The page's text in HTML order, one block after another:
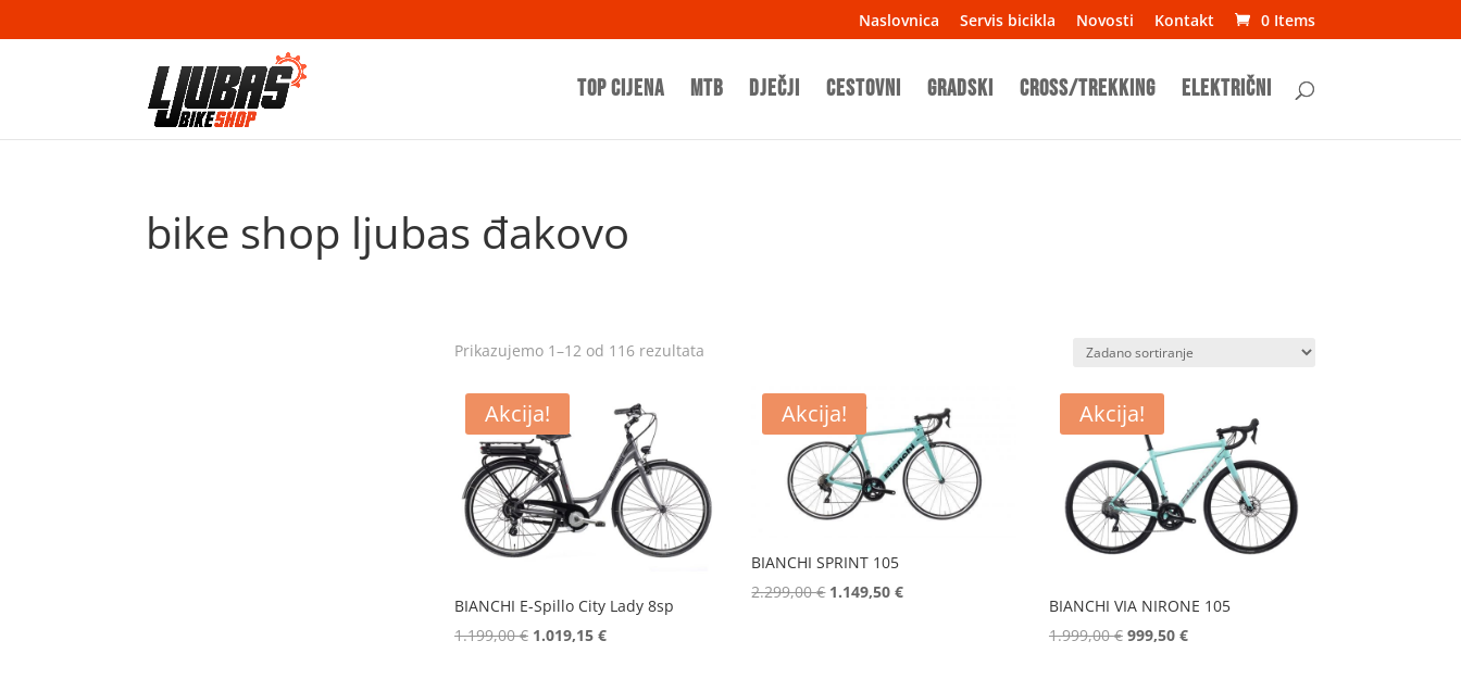
Naslovnica Servis bicikla Novosti Kontakt 0 Items
TOP CIJENA MTB Dječji Cestovni Gradski Cross/Trekking Električni
bike shop ljubas đakovo
Prikazujemo 1–12 od 116 rezultata
Akcija!
BIANCHI E-Spillo City Lady 8sp
1.199,00€ Izvorna
1.019,15 €Trenutna
Akcija!
BIANCHI SPRINT 105
2.299,00€ Izvorna
1.149,50€Trenutna
Akcija!
BIANCHI VIA NIRONE 105
1.999,00€ Izvorna
999,50 €Trenutna